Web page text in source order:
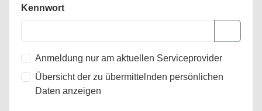
Kennwort
Anmeldung nur am aktuellen Serviceprovider
Übersicht der zu übermittelnden persönlichen
Daten anzeigen